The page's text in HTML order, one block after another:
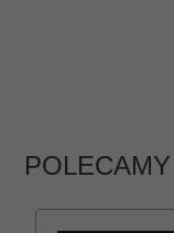
POLECAMY